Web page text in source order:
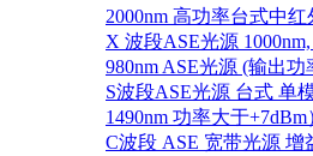
2000nm 高功率台式中
X 波段ASE光源
980nm ASE光源 (输出功
S波段ASE光源 台式 单
1490nm 功率大于+7dBm
C波段 ASE 宽带光源